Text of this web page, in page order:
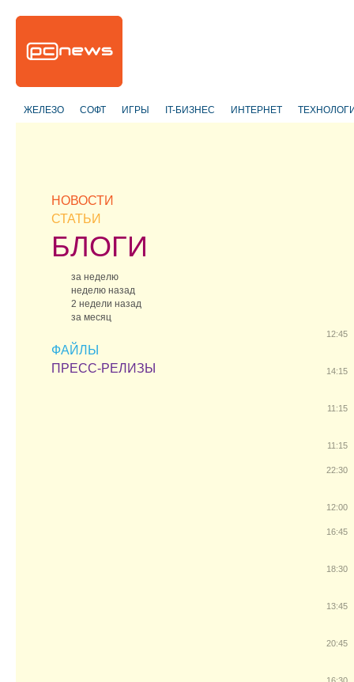
ЖЕЛЕЗО СОФТ ИГРЫ IT-БИЗНЕС ИНТЕРНЕТ
НОВОСТИ
СТАТЬИ
БЛОГИ
за неделю
неделю назад
2 недели назад
за месяц
ФАЙЛЫ
ПРЕСС-РЕЛИЗЫ
12:45
14:15
11:15
11:15
22:30
12:00
16:45
18:30
13:45
20:45